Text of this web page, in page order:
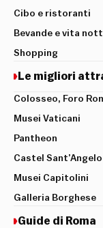
Cibo e ristoranti
Bevande e vita
Shopping
Le migliori
Colosseo, Foro
Musei Vaticani
Pantheon
Castel Sant’Angelo
Musei Capitolini
Galleria Borghese
Guide di Roma